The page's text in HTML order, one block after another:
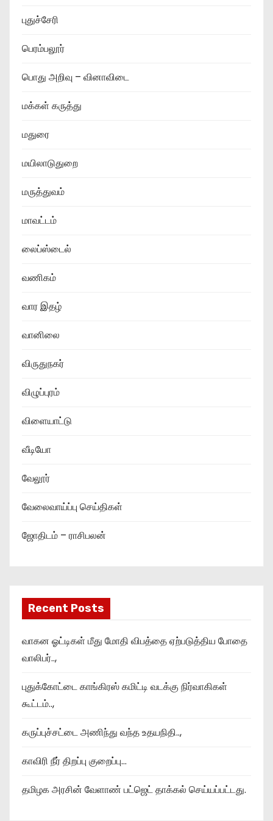
புதுச்சேரி
பெரம்பலூர்
பொது அறிவு – வினாவிடை
மக்கள் கருத்து
மதுரை
மயிலாடுதுறை
மருத்துவம்
மாவட்டம்
லைப்ஸ்டைல்
வணிகம்
வார இதழ்
வானிலை
விருதுநகர்
விழுப்புரம்
விளையாட்டு
வீடியோ
வேலூர்
வேலைவாய்ப்பு செய்திகள்
ஜோதிடம் – ராசிபலன்
Recent Posts
வாகன ஓட்டிகள் மீது மோதி விபத்தை ஏற்படுத்திய போதை
வாலிபர்..,
புதுக்கோட்டை காங்கிரஸ் கமிட்டி வடக்கு நிர்வாகிகள்
கூட்டம்..,
கருப்புச்சட்டை அணிந்து வந்த உதயநிதி..,
காவிரி நீர் திறப்பு குறைப்பு…
தமிழக அரசின் வேளாண் பட்ஜெட் தாக்கல் செய்யப்பட்டது.